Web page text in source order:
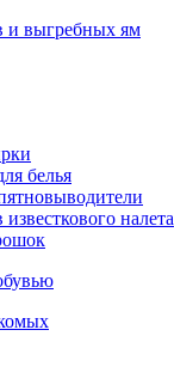
и выгребных ям
белья
налета